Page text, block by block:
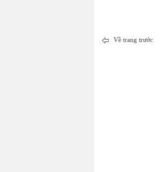
Về trang trước